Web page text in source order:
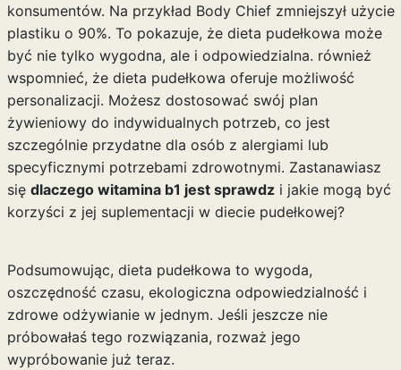
konsumentów. Na przykład Body Chief zmniejszył użycie
plastiku o 90%. To pokazuje, że dieta pudełkowa może
być nie tylko wygodna, ale i odpowiedzialna. również
wspomnieć, że dieta pudełkowa oferuje możliwość
personalizacji. Możesz dostosować swój plan
żywieniowy do indywidualnych potrzeb, co jest
szczególnie przydatne dla osób z alergiami lub
specyficznymi potrzebami zdrowotnymi. Zastanawiasz
się dlaczego witamina b1 jest sprawdzi jakie mogą być
korzyści z jej suplementacji w diecie pudełkowej?
Podsumowując, dieta pudełkowa to wygoda,
oszczędność czasu, ekologiczna odpowiedzialność i
zdrowe odżywianie w jednym. Jeśli jeszcze nie
próbowałaś tego rozwiązania, rozważ jego
wypróbowanie już teraz.